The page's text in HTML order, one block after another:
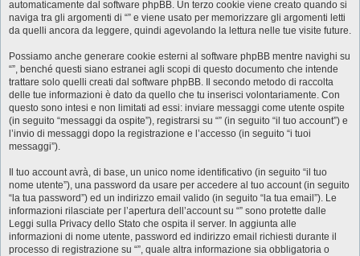
automaticamente dal software phpBB. Un terzo cookie viene creato quando si
naviga tra gli argomenti di “” e viene usato per memorizzare gli argomenti letti
da quelli ancora da leggere, quindi agevolando la lettura nelle tue visite future.
Possiamo anche generare cookie esterni al software phpBB mentre navighi su
“”, benché questi siano estranei agli scopi di questo documento che intende
trattare solo quelli creati dal software phpBB. Il secondo metodo di raccolta
delle tue informazioni è dato da quello che tu inserisci volontariamente. Con
questo sono intesi e non limitati ad essi: inviare messaggi come utente ospite
(in seguito “messaggi da ospite”), registrarsi su “” (in seguito “il tuo account”) e
l’invio di messaggi dopo la registrazione e l’accesso (in seguito “i tuoi
messaggi”).
Il tuo account avrà, di base, un unico nome identificativo (in seguito “il tuo
nome utente”), una password da usare per accedere al tuo account (in seguito
“la tua password”) ed un indirizzo email valido (in seguito “la tua email”). Le
informazioni rilasciate per l’apertura dell’account su “” sono protette dalle
Leggi sulla Privacy dello Stato che ospita il server. In aggiunta alle
informazioni di nome utente, password ed indirizzo email richiesti durante il
processo di registrazione su “”, quale altra informazione sia obbligatoria o